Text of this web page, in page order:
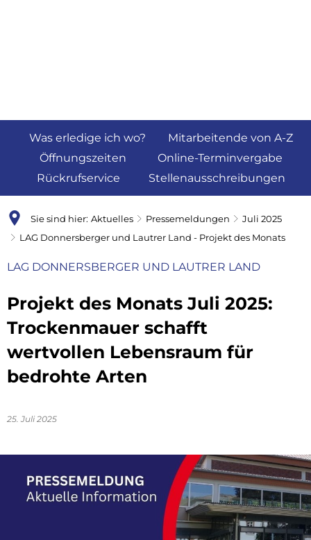
Was erledige ich wo?
Mitarbeitende von A-Z
Öffnungszeiten
Online-Terminvergabe
Rückrufservice
Stellenausschreibungen
Sie sind hier: Aktuelles Pressemeldungen
Juli 2025
LAG Donnersberger und Lautrer Land - Projekt des Monats
LAG DONNERSBERGER UND LAUTRER LAND
Projekt des Monats Juli 2025:
Trockenmauer schafft
wertvollen Lebensraum für
bedrohte Arten
25. Juli 2025